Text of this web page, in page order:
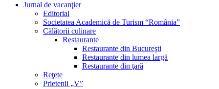
Jurnal de vacanţier
Editorial
Societatea Academică de Turism “România”
Călătorii culinare
Restaurante
Restaurante din Bucureşti
Restaurante din lumea largă
Restaurante din ţară
Reţete
Prietenii „V”